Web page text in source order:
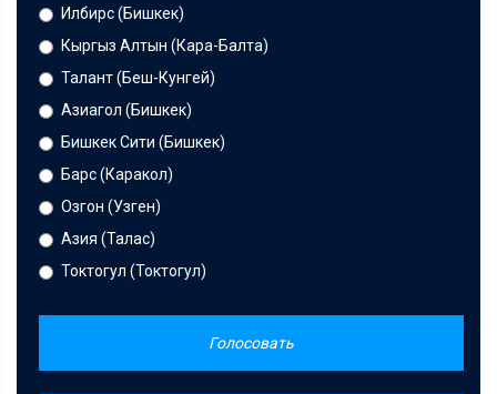
Илбирс (Бишкек)
Кыргыз Алтын (Кара-Балта)
Талант (Беш-Кунгей)
Азиагол (Бишкек)
Бишкек Сити (Бишкек)
Барс (Каракол)
Озгон (Узген)
Азия (Талас)
Токтогул (Токтогул)
Голосовать